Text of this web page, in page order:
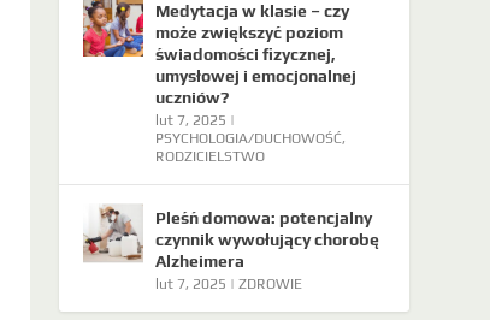
Medytacja w klasie – czy
może zwiększyć poziom
świadomości fizycznej,
umysłowej i emocjonalnej
uczniów?
lut 7, 2025 |
PSYCHOLOGIA/DUCHOWOŚĆ,
RODZICIELSTWO
Pleśń domowa: potencjalny
czynnik wywołujący chorobę
Alzheimera
lut 7, 2025 |ZDROWIE